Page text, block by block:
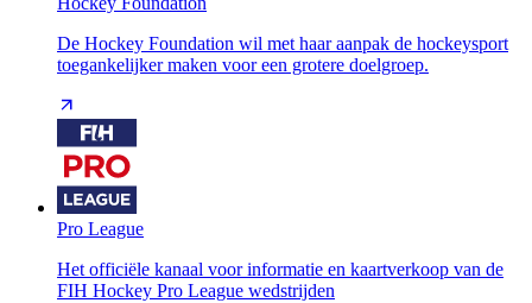
De Hockey Foundation wil met haar aanpak de hockeysport
toegankelijker maken voor een grotere doelgroep.
Pro League
Het officiële kanaal voor informatie en kaartverkoop van de
FIH Hockey Pro League wedstrijden